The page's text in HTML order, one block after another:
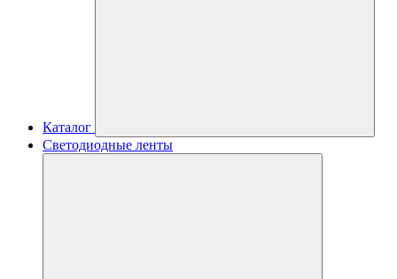
Каталог
Светодиодные ленты